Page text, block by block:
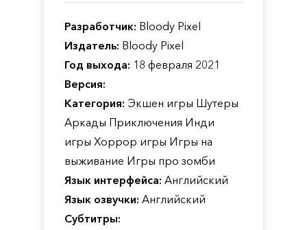
Разработчик: Bloody Pixel
Издатель: Bloody Pixel
Год выхода: 18 февраля 2021
Версия:
Категория: Экшен игры Шутеры
Аркады Приключения Инди
игры Хоррор игры Игры на
выживание Игры про зомби
Язык интерфейса: Английский
Язык озвучки: Английский
Субтитры: